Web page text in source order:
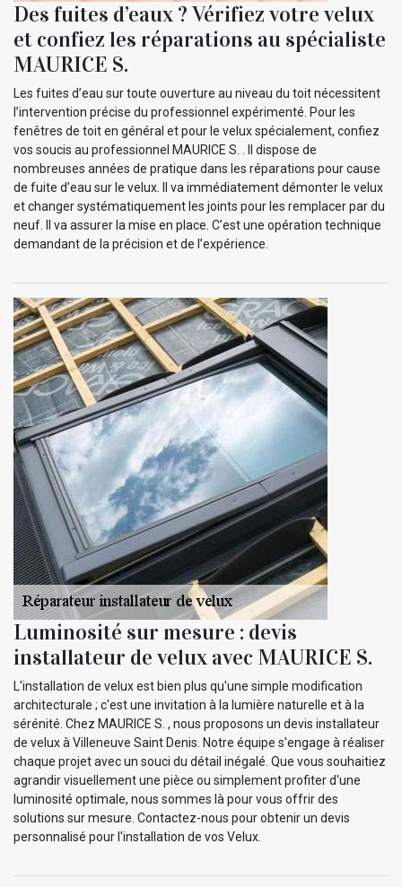
Des fuites d’eaux ? Vérifiez votre velux
et confiez les réparations au spécialiste
MAURICE S.
Les fuites d’eau sur toute ouverture au niveau du toit nécessitent
l’intervention précise du professionnel expérimenté. Pour les
fenêtres de toit en général et pour le velux spécialement, confiez
vos soucis au professionnel MAURICE S. . Il dispose de
nombreuses années de pratique dans les réparations pour cause
de fuite d’eau sur le velux. Il va immédiatement démonter le velux
et changer systématiquement les joints pour les remplacer par du
neuf. Il va assurer la mise en place. C’est une opération technique
demandant de la précision et de l’expérience.
Luminosité sur mesure : devis
installateur de velux avec MAURICE S.
L'installation de velux est bien plus qu'une simple modification
architecturale ; c'est une invitation à la lumière naturelle et à la
sérénité. Chez MAURICE S. , nous proposons un devis installateur
de velux à Villeneuve Saint Denis. Notre équipe s'engage à réaliser
chaque projet avec un souci du détail inégalé. Que vous souhaitiez
agrandir visuellement une pièce ou simplement profiter d'une
luminosité optimale, nous sommes là pour vous offrir des
solutions sur mesure. Contactez-nous pour obtenir un devis
personnalisé pour l'installation de vos Velux.